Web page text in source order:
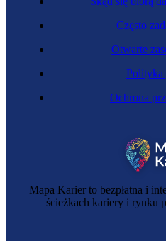
Mapa Karier to bezpłatna i
ścieżkach kariery i rynku
Często
Otwarte
Polityka
Ochrona